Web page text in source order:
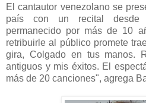
El cantautor venezolano se
país con un recital desde
permanecido por más de 10
retribuirle al público promete
gira, Colgado en tus manos.
antiguos y mis éxitos. El
más de 20 canciones", agrega